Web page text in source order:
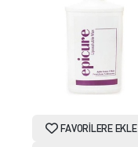
FAVORILERE EKLE